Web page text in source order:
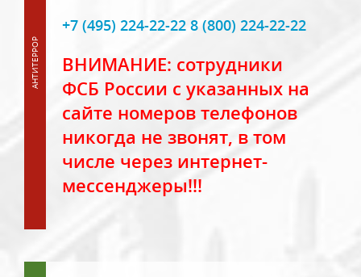
+7 (495) 224-22-22 8 (800) 224-22-22
ВНИМАНИЕ: сотрудники
ФСБ России с указанных на
сайте номеров телефонов
никогда не звонят, в том
числе через интернет-
мессенджеры!!!